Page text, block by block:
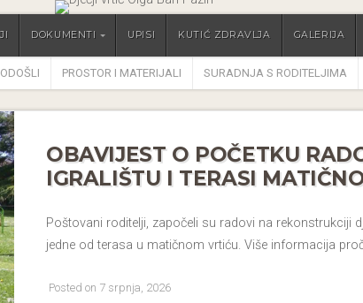
DOKUMENTI UPISI KUTIĆ ZDRAVLJA GALERIJA
PROSTOR I MATERIJALI SURADNJA S RODITELJIMA
OBAVIJEST O POČETKU
IGRALIŠTU I TERASI
Poštovani roditelji, započeli su radovi na rekonstrukciji
jedne od terasa u matičnom vrtiću. Više informacija
Posted on 7 srpnja, 2026